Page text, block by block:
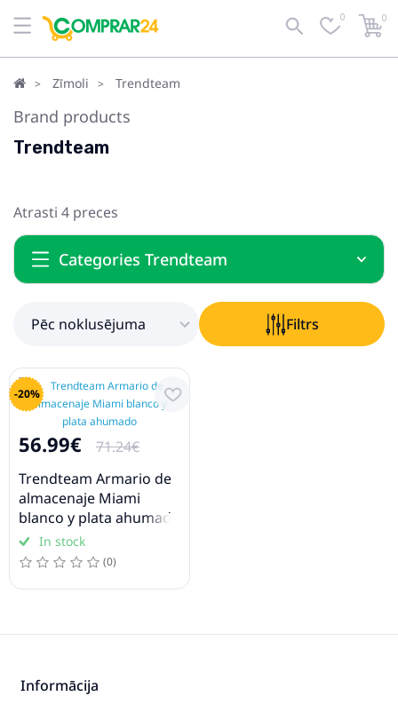
Pēc noklusējuma Filtrs 0 0
Zīmoli Trendteam
Brand products
Trendteam
Atrasti 4 preces
Categories Trendteam
Pēc noklusējuma Filtrs
-20%
56.99€
71.24€
Trendteam Armario de
almacenaje Miami
blanco y plata ahumado
In stock
(0)
Informācija